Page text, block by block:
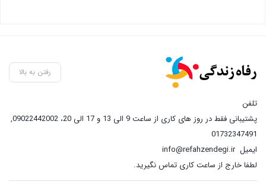
رفتن به بالا
تلفن
پشتیبانی فقط در روز های کاری از ساعت 9 الی 13 و 17 الی 20، 09022442002
,
01732347491
ایمیلinfo@refahzendegi.ir
لطفا خارج از ساعت کاری تماس نگیرید.